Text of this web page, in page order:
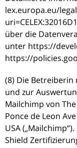
lex.europa.eu/
über die
unter https://
https://
(8) Die
und zur
Mailchimp von
Ponce de Leon
USA
Shield